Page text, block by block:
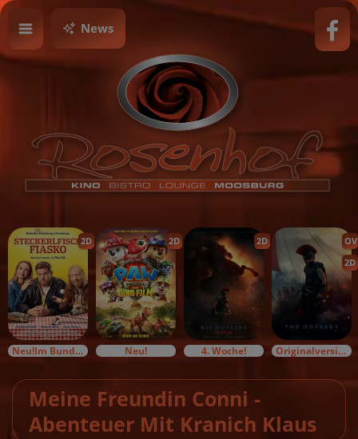
News
2D
Neu!Im Bundesstart
2D
Neu!
2D
4. Woche!
OV
2D
Originalversion
Meine Freundin Conni -
Abenteuer Mit Kranich Klaus